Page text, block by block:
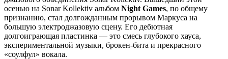
осенью на Sonar Kollektiv альбом Night Games, по общему
признанию, стал долгожданным прорывом Маркуса на
большую электроджазовую сцену. Его дебютная
долгоиграющая пластинка — это смесь глубокого хауса,
экспериментальной музыки, брокен-бита и прекрасного
«соулфул» вокала.